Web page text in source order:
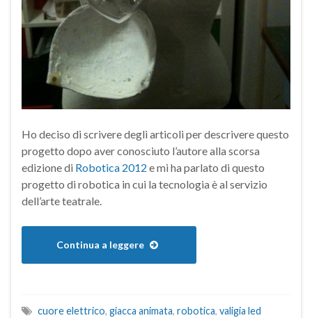
Ho deciso di scrivere degli articoli per descrivere questo
progetto dopo aver conosciuto l’autore alla scorsa
edizione di Robotica 2012 e mi ha parlato di questo
progetto di robotica in cui la tecnologia è al servizio
dell’arte teatrale.
Continua a leggere
cuore elettrico, giacca animata, robotica, valigia led